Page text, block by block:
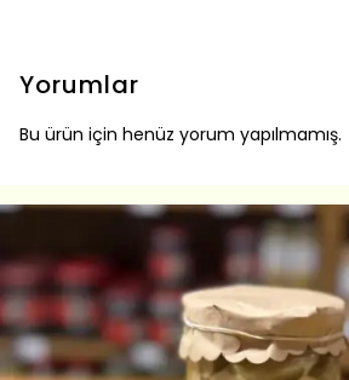
Yorumlar
Bu ürün için henüz yorum yapılmamış.